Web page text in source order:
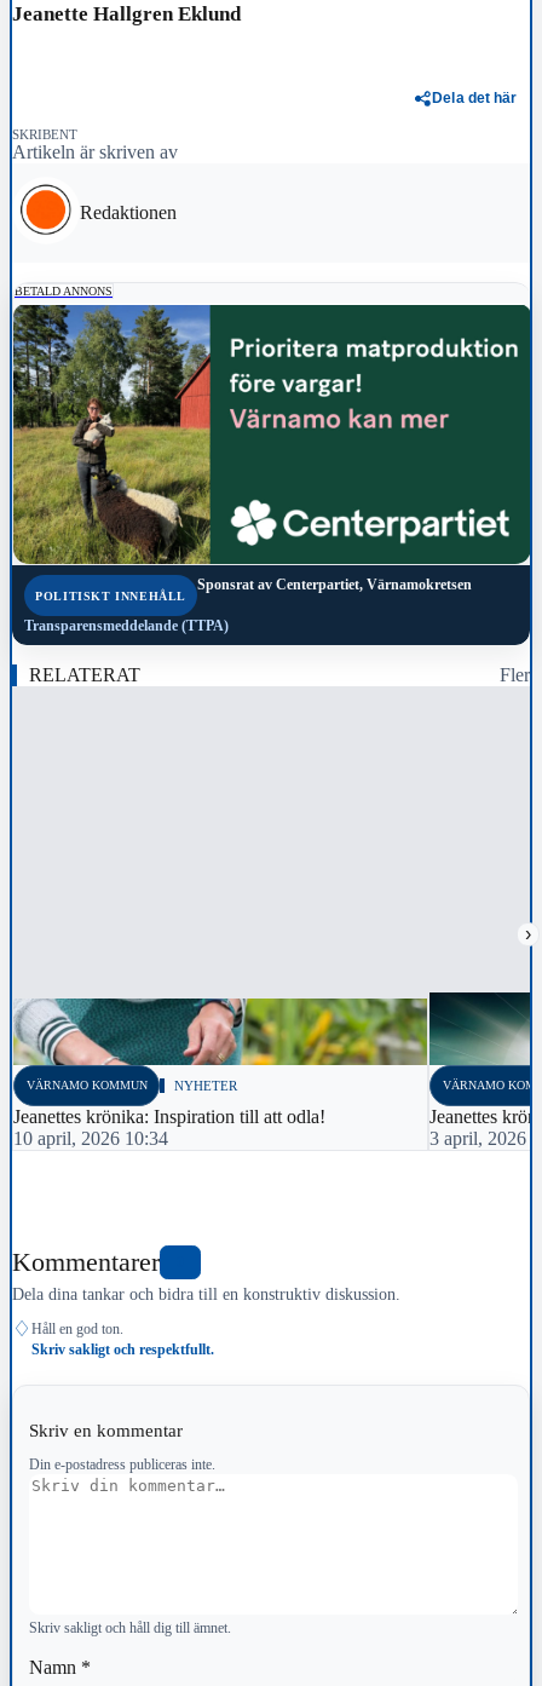
Jeanette Hallgren Eklund
Dela det här
SKRIBENT
Artikeln är skriven av
Redaktionen
BETALD ANNONS
POLITISKT INNEHÅLL
Sponsrat av Centerpartiet, Värnamokretsen
Transparensmeddelande (TTPA)
RELATERAT Fler
›
VÄRNAMO KOMMUN NYHETER
Jeanettes krönika: Inspiration till att odla!
10 april, 2026 10:34
VÄRNAMO
Jeanettes
3 april, 2026
Kommentarer
Dela dina tankar och bidra till en konstruktiv diskussion.
♢ Håll en god ton.
Skriv sakligt och respektfullt.
Skriv en kommentar
Din e-postadress publiceras inte.
Kommentar
Skriv sakligt och håll dig till ämnet.
Namn *